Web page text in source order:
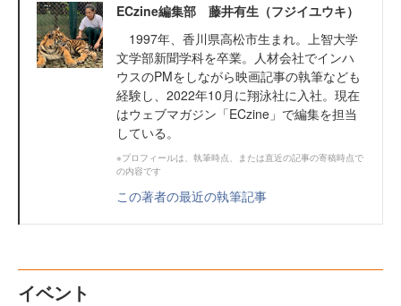
ECzine編集部 藤井有生（フジイユウキ）
1997年、香川県高松市生まれ。上智大学
文学部新聞学科を卒業。人材会社でインハ
ウスのPMをしながら映画記事の執筆なども
経験し、2022年10月に翔泳社に入社。現在
はウェブマガジン「ECzine」で編集を担当
している。
※プロフィールは、執筆時点、または直近の記事の寄稿時点で
の内容です
この著者の最近の執筆記事
イベント